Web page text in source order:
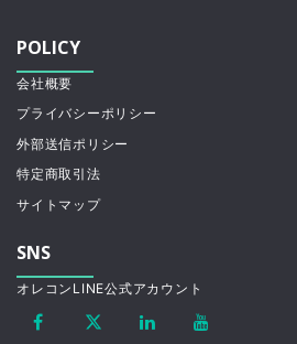
POLICY
会社概要
プライバシーポリシー
外部送信ポリシー
特定商取引法
サイトマップ
SNS
オレコンLINE公式アカウント